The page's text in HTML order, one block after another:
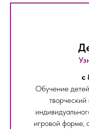
с
Обучение
игровой форме,